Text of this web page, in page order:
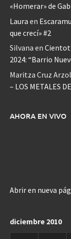
«Homerar» de
Laura en
que crecí» #2
Silvana en
2024: “Barrio
Maritza Cruz
– LOS METALES
AHORA EN VIVO
Abrir en nueva
diciembre 2010